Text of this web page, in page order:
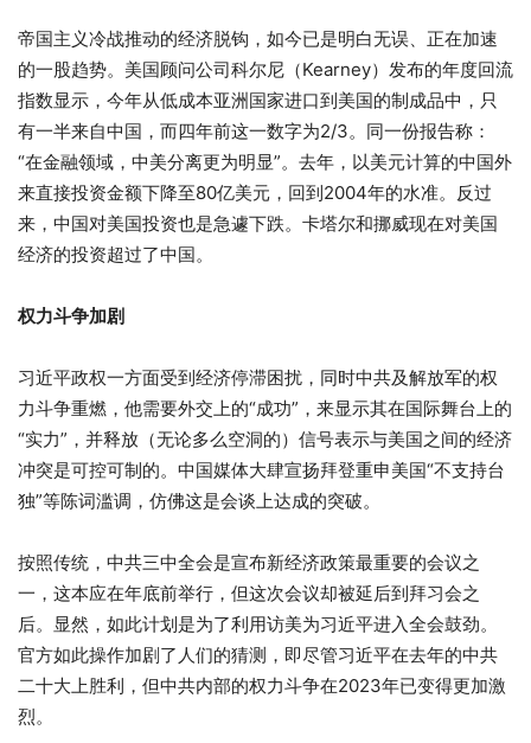
帝国主义冷战推动的经济脱钩，如今已是明白无误、正在加速
的一股趋势。美国顾问公司科尔尼（Kearney）发布的年度回流
指数显示，今年从低成本亚洲国家进口到美国的制成品中，只
有一半来自中国，而四年前这一数字为2/3。同一份报告称：
“在金融领域，中美分离更为明显”。去年，以美元计算的中国外
来直接投资金额下降至80亿美元，回到2004年的水准。反过
来，中国对美国投资也是急遽下跌。卡塔尔和挪威现在对美国
经济的投资超过了中国。
权力斗争加剧
习近平政权一方面受到经济停滞困扰，同时中共及解放军的权
力斗争重燃，他需要外交上的“成功”，来显示其在国际舞台上的
“实力”，并释放（无论多么空洞的）信号表示与美国之间的经济
冲突是可控可制的。中国媒体大肆宣扬拜登重申美国“不支持台
独”等陈词滥调，仿佛这是会谈上达成的突破。
按照传统，中共三中全会是宣布新经济政策最重要的会议之
一，这本应在年底前举行，但这次会议却被延后到拜习会之
后。显然，如此计划是为了利用访美为习近平进入全会鼓劲。
官方如此操作加剧了人们的猜测，即尽管习近平在去年的中共
二十大上胜利，但中共内部的权力斗争在2023年已变得更加激
烈。